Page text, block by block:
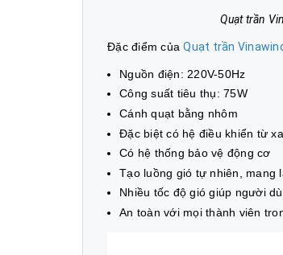
Quạt trần
Đặc điểm củaQuạt trần
Nguồn điện: 220V-50Hz
Công suất tiêu thụ: 75W
Cánh quạt bằng nhôm
Đặc biệt có hệ điều khiển từ
Có hệ thống bảo vệ động cơ
Tạo luồng gió tự nhiên, mang
Nhiều tốc độ gió giúp người
An toàn với mọi thành viên